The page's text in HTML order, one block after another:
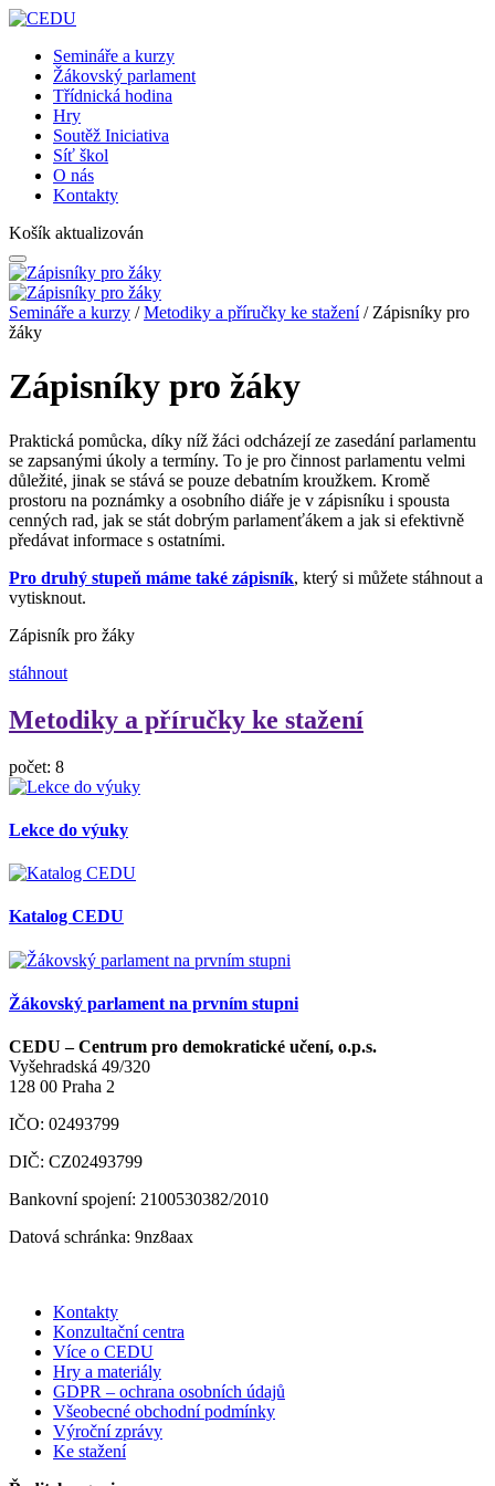
Semináře a kurzy
Žákovský parlament
Třídnická hodina
Hry
Soutěž Iniciativa
Síť škol
O nás
Kontakty
Košík aktualizován
Semináře a kurzy /Metodiky a příručky ke stažení/ Zápisníky pro
žáky
Zápisníky pro žáky
Praktická pomůcka, díky níž žáci odcházejí ze zasedání parlamentu
se zapsanými úkoly a termíny. To je pro činnost parlamentu velmi
důležité, jinak se stává se pouze debatním kroužkem. Kromě
prostoru na poznámky a osobního diáře je v zápisníku i spousta
cenných rad, jak se stát dobrým parlamenťákem a jak si efektivně
předávat informace s ostatními.
Pro druhý stupeň máme také zápisník, který si můžete stáhnout a
vytisknout.
Zápisník pro žáky
stáhnout
Metodiky a příručky ke stažení
počet: 8
Lekce do výuky
Katalog CEDU
Žákovský parlament na prvním stupni
CEDU – Centrum pro demokratické učení, o.p.s.
Vyšehradská 49/320
128 00 Praha 2
IČO: 02493799
DIČ: CZ02493799
Bankovní spojení: 2100530382/2010
Datová schránka: 9nz8aax
Kontakty
Konzultační centra
Více o CEDU
Hry a materiály
GDPR – ochrana osobních údajů
Všeobecné obchodní podmínky
Výroční zprávy
Ke stažení